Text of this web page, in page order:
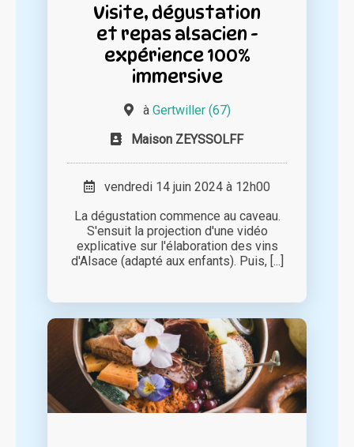
Visite, dégustation
et repas alsacien -
expérience 100%
immersive
à Gertwiller (67)
Maison ZEYSSOLFF
vendredi 14 juin 2024 à 12h00
La dégustation commence au caveau.
S'ensuit la projection d'une vidéo
explicative sur l'élaboration des vins
d'Alsace (adapté aux enfants). Puis, [...]